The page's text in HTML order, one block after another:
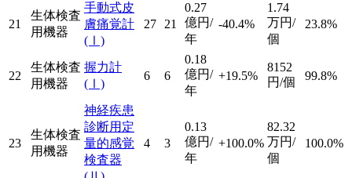
21
生体検査
用機器
手動式皮
膚痛覚計
(Ⅰ)
27 21
0.27
億円/
年
-40.4%
1.74
万円/
個
23.8%
22
生体検査
用機器
握力計
(Ⅰ)
6 6
0.18
億円/
年
+19.5%
8152
円/個
99.8%
23
生体検査
用機器
神経疾患
診断用定
量的感覚
検査器
4 3
0.13
億円/
年
+100.0%
82.32
万円/
個
100.0%